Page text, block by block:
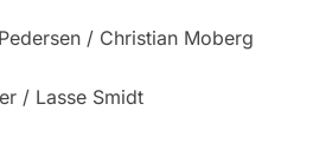
/ Christian Moberg
/ Lasse Smidt